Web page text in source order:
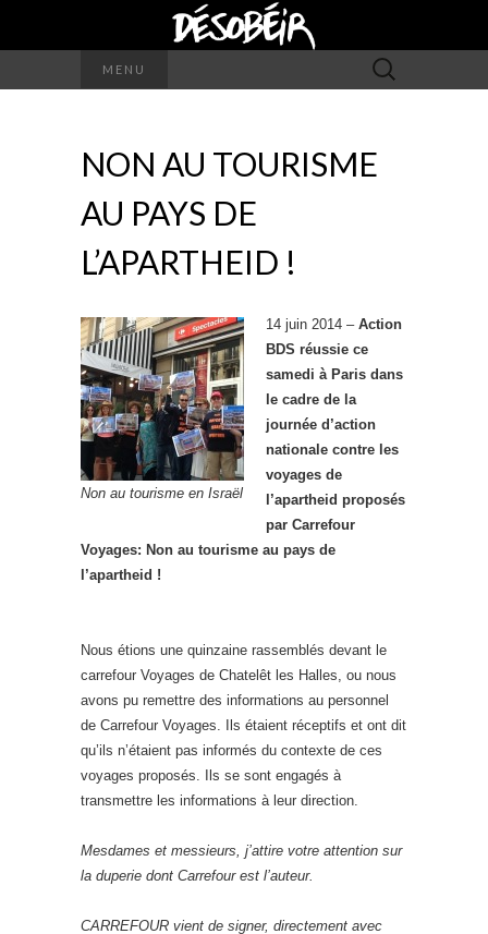
MENU Rechercher :
NON AU TOURISME
AU PAYS DE
L’APARTHEID !
Non au tourisme en Israël
14 juin 2014 – Action
BDS réussie ce
samedi à Paris dans
le cadre de la
journée d’action
nationale contre les
voyages de
l’apartheid proposés
par Carrefour
Voyages: Non au tourisme au pays de
l’apartheid !
Nous étions une quinzaine rassemblés devant le
carrefour Voyages de Chatelêt les Halles, ou nous
avons pu remettre des informations au personnel
de Carrefour Voyages. Ils étaient réceptifs et ont dit
qu’ils n’étaient pas informés du contexte de ces
voyages proposés. Ils se sont engagés à
transmettre les informations à leur direction.
Mesdames et messieurs, j’attire votre attention sur
la duperie dont Carrefour est l’auteur.
CARREFOUR vient de signer, directement avec